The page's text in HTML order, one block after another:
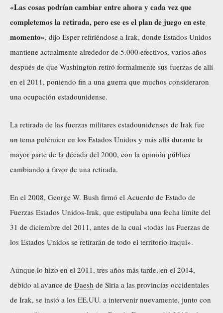
«Las cosas podrían cambiar entre ahora y cada vez que
completemos la retirada, pero ese es el plan de juego en este
momento», dijo Esper refiriéndose a Irak, donde Estados Unidos
mantiene actualmente alrededor de 5.000 efectivos, varios años
después de que Washington retiró formalmente sus fuerzas de allí
en el 2011, poniendo fin a una guerra que muchos consideraron
una ocupación estadounidense.
La retirada de las fuerzas militares estadounidenses de Irak fue
un tema polémico en los Estados Unidos y más allá durante la
mayor parte de la década del 2000, con la opinión pública
cambiando a favor de una retirada.
En el 2008, George W. Bush firmó el Acuerdo de Estado de
Fuerzas Estados Unidos-Irak, que estipulaba una fecha límite del
31 de diciembre del 2011, antes de la cual «todas las Fuerzas de
los Estados Unidos se retirarán de todo el territorio iraquí».
Aunque lo hizo en el 2011, tres años más tarde, en el 2014,
debido al avance de Daesh de Siria a las provincias occidentales
de Irak, se instó a los EE.UU. a intervenir nuevamente, junto con